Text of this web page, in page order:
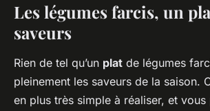
Les légumes farcis, un
saveurs
Rien de tel qu’un plat de légumes
pleinement les saveurs de la saison.
en plus très simple à réaliser, et